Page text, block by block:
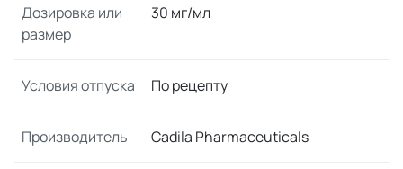
Дозировка или
размер
30 мг/мл
Условия отпуска По рецепту
Производитель Cadila Pharmaceuticals